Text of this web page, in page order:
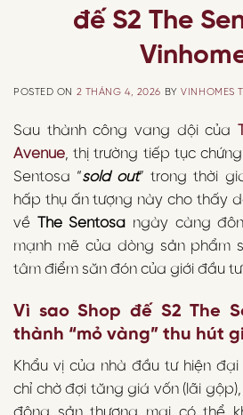
đế S2 The
POSTED ON 2 THÁNG 4, 2026 BYVINHOMES
Sau thành công vang dội của
Avenue, thị trường tiếp tục
Sentosa “sold out” trong thời
hấp thụ ấn tượng này cho thấy
về
The Sentosa ngày càng
mạnh mẽ của dòng sản phẩm
tâm điểm săn đón của giới đầu
Vì sao Shop đế S2 The
thành “mỏ vàng” thu hút
Khẩu vị của nhà đầu tư hiện
chỉ chờ đợi tăng giá vốn (lãi